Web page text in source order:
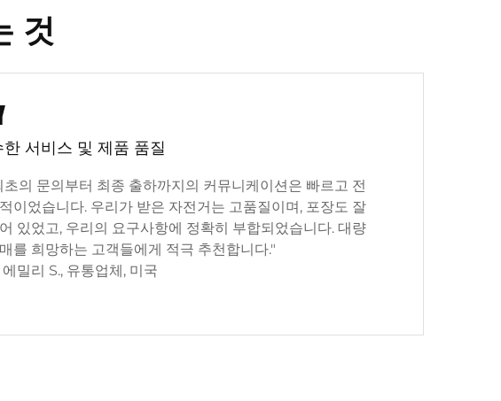
것
한 서비스 및 제품 품질
초의 문의부터 최종 출하까지의 커뮤니케이션은 빠르고 전
이었습니다. 우리가 받은 자전거는 고품질이며, 포장도 잘
있었고, 우리의 요구사항에 정확히 부합되었습니다. 대량
를 희망하는 고객들에게 적극 추천합니다."
밀리 S., 유통업체, 미국